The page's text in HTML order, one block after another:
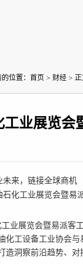
位置： 首页 > 财经 >
工业展览会
未来，链接全球商机
化工业展览会暨易
业展览会暨易派客
化工设备工业协会与
造洞察前沿趋势、对